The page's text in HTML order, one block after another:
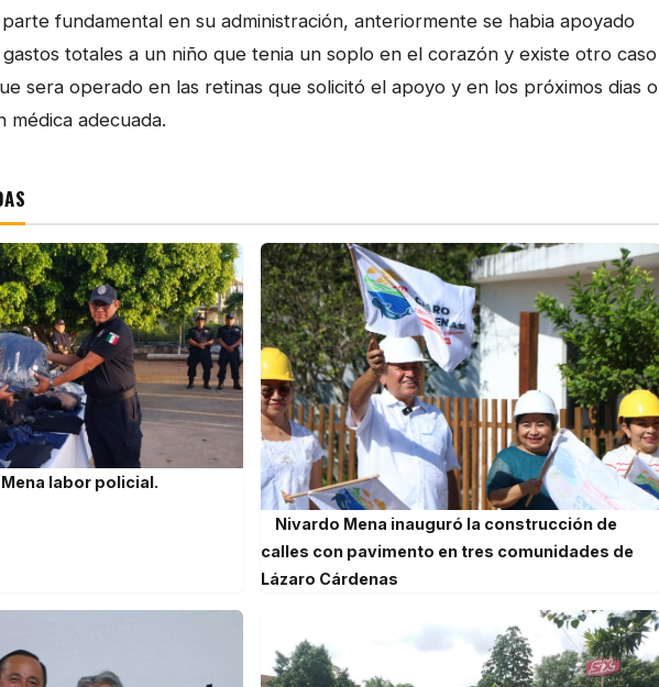
fundamental en su administración, anteriormente se habia apoyado
totales a un niño que tenia un soplo en el corazón y existe otro caso
sera operado en las retinas que solicitó el apoyo y en los próximos dias o
médica adecuada.
labor policial.
Nivardo Mena inauguró la construcción de
calles con pavimento en tres comunidades de
Lázaro Cárdenas